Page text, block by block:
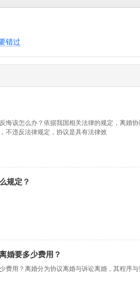
错过
悔该怎么办？依据我国相关法律的规定，离婚协
不违反法律规定，协议是具有法律效
规定？
婚要多少费用？
费用？离婚分为协议离婚与诉讼离婚，其程序与